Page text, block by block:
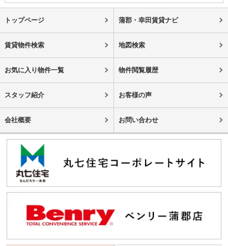
トップページ 蒲郡・幸田賃貸ナビ
賃貸物件検索 地図検索
お気に入り物件一覧 物件閲覧履歴
スタッフ紹介 お客様の声
会社概要 お問い合わせ